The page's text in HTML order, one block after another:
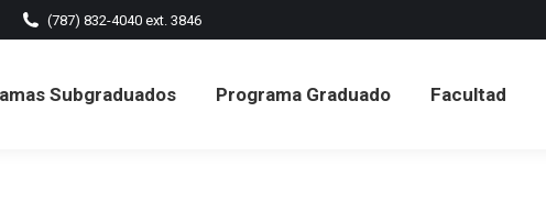
(787) 832-4040 ext. 3846
Subgraduados Programa Graduado Facultad
Subgraduados Programa Graduado Facultad